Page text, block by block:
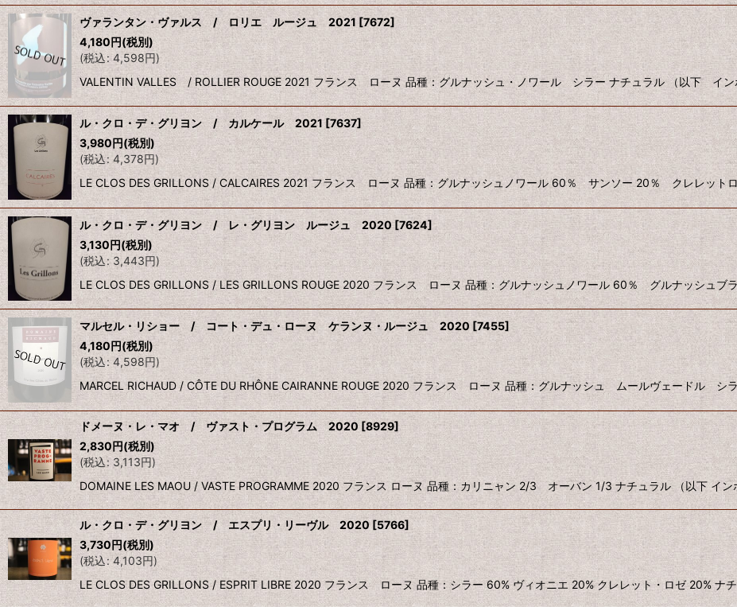
ヴァランタン・ヴァルス / ロリエ ルージュ 2021 [7672]
4,180円(税別)
(税込: 4,598円)
VALENTIN VALLES / ROLLIER ROUGE 2021 フランス ローヌ 品種：グルナッシュ・ノワール シラー ナチュラル （以下 イ
ル・クロ・デ・グリヨン / カルケール 2021 [7637]
3,980円(税別)
(税込: 4,378円)
LE CLOS DES GRILLONS / CALCAIRES 2021 フランス ローヌ 品種：グルナッシュノワール 60％ サンソー 20％ クレレット
ル・クロ・デ・グリヨン / レ・グリヨン ルージュ 2020 [7624]
3,130円(税別)
(税込: 3,443円)
LE CLOS DES GRILLONS / LES GRILLONS ROUGE 2020 フランス ローヌ 品種：グルナッシュノワール 60％ グルナッシュ
マルセル・リショー / コート・デュ・ローヌ ケランヌ・ルージュ 2020 [7455]
4,180円(税別)
(税込: 4,598円)
MARCEL RICHAUD / CÔTE DU RHÔNE CAIRANNE ROUGE 2020 フランス ローヌ 品種：グルナッシュ ムールヴェード
ドメーヌ・レ・マオ / ヴァスト・プログラム 2020 [8929]
2,830円(税別)
(税込: 3,113円)
DOMAINE LES MAOU / VASTE PROGRAMME 2020 フランス ローヌ 品種：カリニャン 2/3 オーバン 1/3 ナチュラル （以下 イ
ル・クロ・デ・グリヨン / エスプリ・リーヴル 2020 [5766]
3,730円(税別)
(税込: 4,103円)
LE CLOS DES GRILLONS / ESPRIT LIBRE 2020 フランス ローヌ 品種：シラー 60% ヴィオニエ 20% クレレット・ロゼ 20% ナ